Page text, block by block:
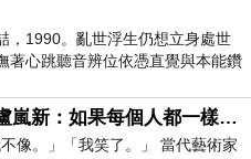
，1990。亂世浮生仍想立身處世
著心跳聽音辨位依憑直覺與本能鑽
索另一個心聲另一個共鳴的
當代藝術家盧嵐新：如果每個人都一樣，這世界該有多無聊？
像。」「我笑了。」 當代藝術家